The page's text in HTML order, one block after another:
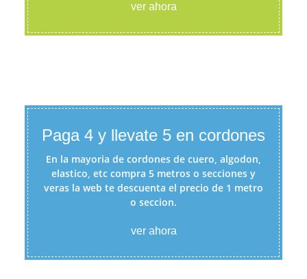
ver ahora
Paga 4 y llevate 5 en cordones
En la mayoria de cordones de cuero, algodon,
elastico, etc compra 5 metros o secciones y
veras la web te descuenta el precio de 1 metro
o seccion.
ver ahora